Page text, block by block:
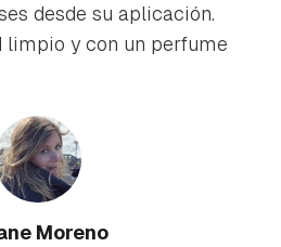
desde su aplicación.
limpio y con un perfume
Moreno